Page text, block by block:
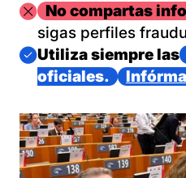
ImagenNo compartas
sigas perfiles
Imagen
Utiliza siempre las
oficiales.